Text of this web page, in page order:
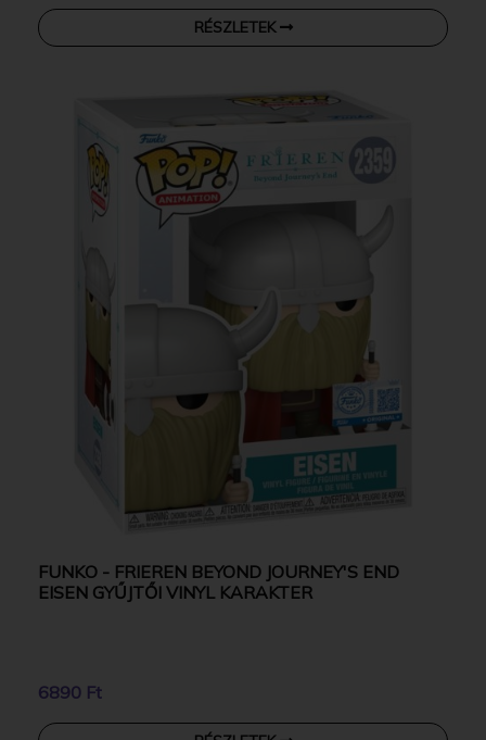
RÉSZLETEK
FUNKO - FRIEREN BEYOND JOURNEY'S END
EISEN GYŰJTŐI VINYL KARAKTER
6890 Ft